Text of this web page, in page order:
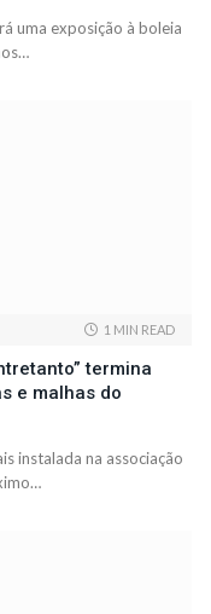
uma exposição à boleia
1 MIN READ
termina
e malhas do
instalada na associação